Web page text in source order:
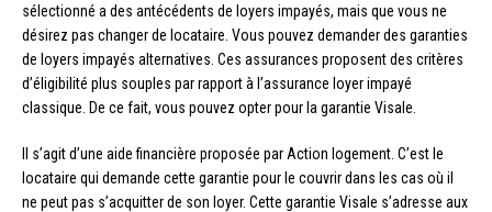
sélectionné a des antécédents de loyers impayés, mais que vous ne
désirez pas changer de locataire. Vous pouvez demander des garanties
de loyers impayés alternatives. Ces assurances proposent des critères
d’éligibilité plus souples par rapport à l’assurance loyer impayé
classique. De ce fait, vous pouvez opter pour la garantie Visale.
Il s’agit d’une aide financière proposée par Action logement. C’est le
locataire qui demande cette garantie pour le couvrir dans les cas où il
ne peut pas s’acquitter de son loyer. Cette garantie Visale s’adresse aux